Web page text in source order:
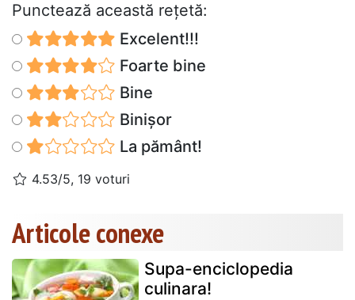
Punctează această reţetă:
Excelent!!!
Foarte bine
Bine
Binișor
La pământ!
4.53/5, 19 voturi
Articole conexe
Supa-enciclopedia
culinara!